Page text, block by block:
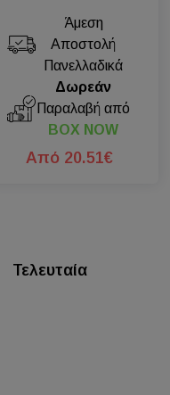
Άμεση
Αποστολή
Πανελλαδικά
Δωρεάν
Παραλαβή από
BOX NOW
Από 20.51€
Τελευταία